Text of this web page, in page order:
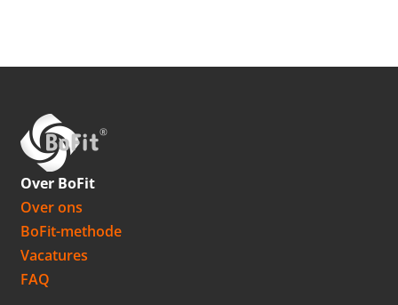
Over BoFit
Over ons
BoFit-methode
Vacatures
FAQ